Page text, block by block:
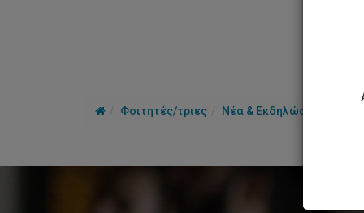
Φοιτητές/τριες Νέα & Εκδηλώσεις